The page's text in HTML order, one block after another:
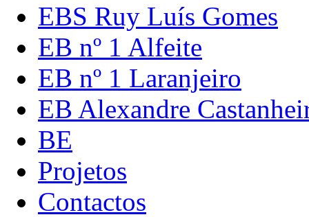
EBS Ruy Luís Gomes
EB nº 1 Alfeite
EB nº 1 Laranjeiro
EB Alexandre
BE
Projetos
Contactos